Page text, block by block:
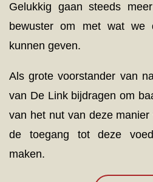
Gelukkig gaan steeds
bewuster om met wat we
kunnen geven.
Als grote voorstander van
van De Link bijdragen om
van het nut van deze
de toegang tot deze
maken.